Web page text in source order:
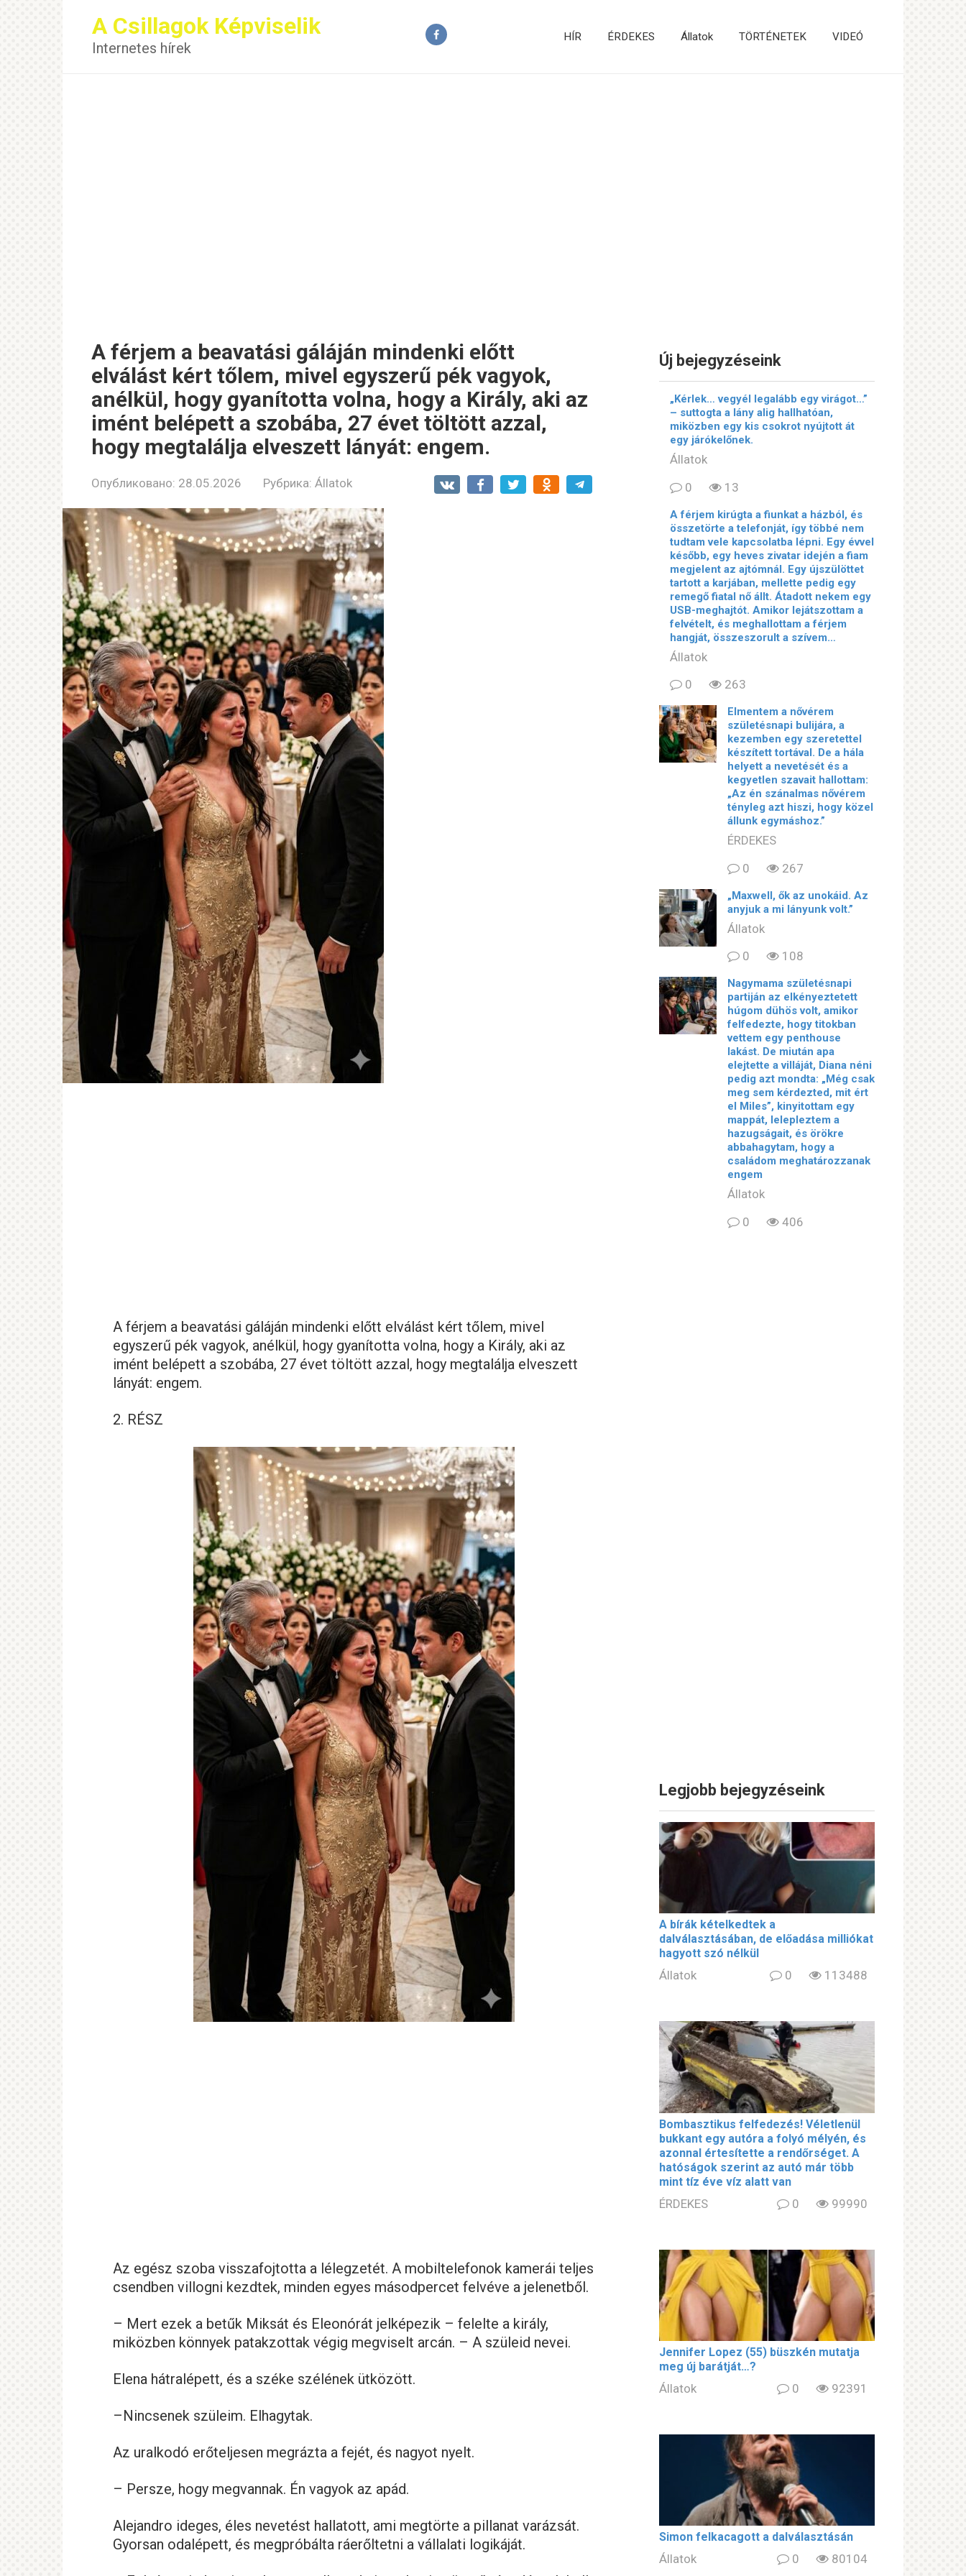
A Csillagok Képviselik
Internetes hírek
HÍR ÉRDEKES Állatok TÖRTÉNETEK VIDEÓ
A férjem a beavatási gáláján mindenki előtt
elválást kért tőlem, mivel egyszerű pék vagyok,
anélkül, hogy gyanította volna, hogy a Király, aki az
imént belépett a szobába, 27 évet töltött azzal,
hogy megtalálja elveszett lányát: engem.
Опубликовано: 28.05.2026 Рубрика: Állatok
A férjem a beavatási gáláján mindenki előtt elválást kért tőlem, mivel
egyszerű pék vagyok, anélkül, hogy gyanította volna, hogy a Király, aki az
imént belépett a szobába, 27 évet töltött azzal, hogy megtalálja elveszett
lányát: engem.
2. RÉSZ
Az egész szoba visszafojtotta a lélegzetét. A mobiltelefonok kamerái teljes
csendben villogni kezdtek, minden egyes másodpercet felvéve a jelenetből.
– Mert ezek a betűk Miksát és Eleonórát jelképezik – felelte a király,
miközben könnyek patakzottak végig megviselt arcán. – A szüleid nevei.
Elena hátralépett, és a széke szélének ütközött.
–Nincsenek szüleim. Elhagytak.
Az uralkodó erőteljesen megrázta a fejét, és nagyot nyelt.
– Persze, hogy megvannak. Én vagyok az apád.
Alejandro ideges, éles nevetést hallatott, ami megtörte a pillanat varázsát.
Gyorsan odalépett, és megpróbálta ráerőltetni a vállalati logikáját.
Új bejegyzéseink
„Kérlek… vegyél legalább egy virágot…”
– suttogta a lány alig hallhatóan,
miközben egy kis csokrot nyújtott át
egy járókelőnek.
Állatok
0
13
A férjem kirúgta a fiunkat a házból, és
összetörte a telefonját, így többé nem
tudtam vele kapcsolatba lépni. Egy évvel
később, egy heves zivatar idején a fiam
megjelent az ajtómnál. Egy újszülöttet
tartott a karjában, mellette pedig egy
remegő fiatal nő állt. Átadott nekem egy
USB-meghajtót. Amikor lejátszottam a
felvételt, és meghallottam a férjem
hangját, összeszorult a szívem…
Állatok
0
263
Elmentem a nővérem
születésnapi bulijára, a
kezemben egy szeretettel
készített tortával. De a hála
helyett a nevetését és a
kegyetlen szavait hallottam:
„Az én szánalmas nővérem
tényleg azt hiszi, hogy közel
állunk egymáshoz.”
ÉRDEKES
0
267
„Maxwell, ők az unokáid. Az
anyjuk a mi lányunk volt.”
Állatok
0
108
Nagymama születésnapi
partiján az elkényeztetett
húgom dühös volt, amikor
felfedezte, hogy titokban
vettem egy penthouse
lakást. De miután apa
elejtette a villáját, Diana néni
pedig azt mondta: „Még csak
meg sem kérdezted, mit ért
el Miles”, kinyitottam egy
mappát, lelepleztem a
hazugságait, és örökre
abbahagytam, hogy a
családom meghatározzanak
engem
Állatok
0
406
Legjobb bejegyzéseink
A bírák kételkedtek a
dalválasztásában, de előadása milliókat
hagyott szó nélkül
Állatok 0 113488
Bombasztikus felfedezés! Véletlenül
bukkant egy autóra a folyó mélyén, és
azonnal értesítette a rendőrséget. A
hatóságok szerint az autó már több
mint tíz éve víz alatt van
ÉRDEKES 0 99990
Jennifer Lopez (55) büszkén mutatja
meg új barátját…?
Állatok 0 92391
Simon felkacagott a dalválasztásán
Állatok 0 80104